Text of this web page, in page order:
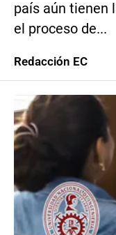
país aún tienen
el proceso de...
Redacción EC